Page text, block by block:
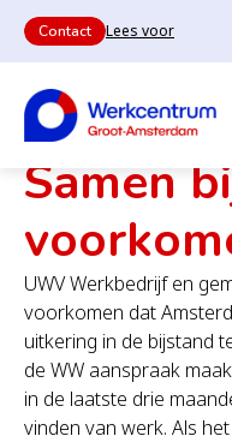
Heb
je
een
vraag
en
je
iemand
spreken
bij
het
Werkcentrum?
Contact Lees voor
Werkcentrum
Groot-
Amsterdam
Projectengalerij
Groot-Amsterdam
Samen
UWV Werkbedrijf en
voorkomen dat
uitkering in de bijstand
de WW aanspraak
in de laatste drie
vinden van werk. Als